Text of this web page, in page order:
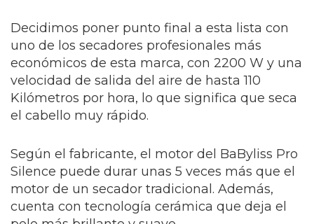
Decidimos poner punto final a esta lista con
uno de los secadores profesionales más
económicos de esta marca, con 2200 W y una
velocidad de salida del aire de hasta 110
Kilómetros por hora, lo que significa que seca
el cabello muy rápido.
Según el fabricante, el motor del BaByliss Pro
Silence puede durar unas 5 veces más que el
motor de un secador tradicional. Además,
cuenta con tecnología cerámica que deja el